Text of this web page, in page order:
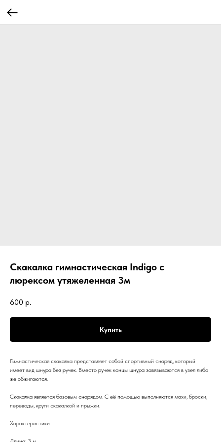
Скакалка гимнастическая Indigo с
люрексом утяжеленная 3м
600 р.
Купить
Гимнастическая скакалка представляет собой спортивный снаряд, который
имеет вид шнура без ручек. Вместо ручек концы шнура завязываются в узел либо
же обжигаются.
Скакалка является базовым снарядом. С её помощью выполняются махи, броски,
переводы, круги скакалкой и прыжки.
Характеристики